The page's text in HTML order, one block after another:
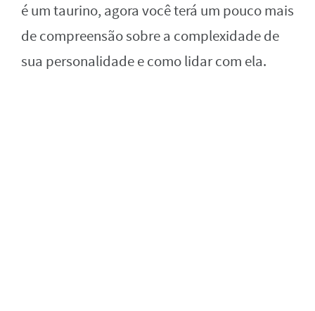
é um taurino, agora você terá um pouco mais
de compreensão sobre a complexidade de
sua personalidade e como lidar com ela.